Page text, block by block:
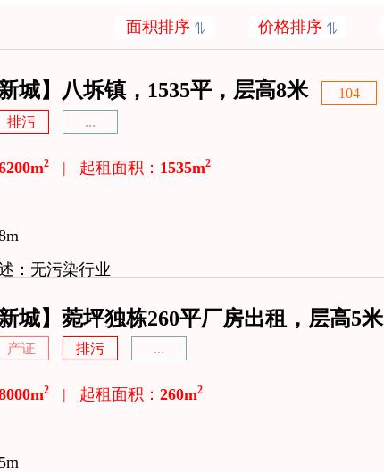
面积排序 价格排序
城】八坼镇，1535平，层高8米
104
排污 ...
2 | 起租面积： 1535m2
：无污染行业
城】菀坪独栋260平厂房出租，层高5米
产证 排污 ...
2 | 起租面积： 260m2